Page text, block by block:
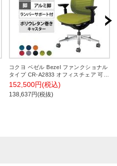
コクヨ ベゼル Bezel ファンクショナル
タイプ CR-A2833 オフィスチェア 可動
肘 アルミ脚 ウレタンキャスター ラン
バーサポート付き 背メッシュ 座面布張
り ブラックフレーム
152,500円(税込)
138,637円(税抜)